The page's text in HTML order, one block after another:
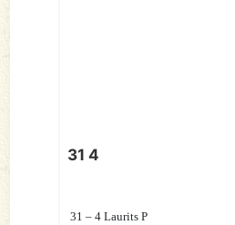
31 4
31 – 4 Laurits P